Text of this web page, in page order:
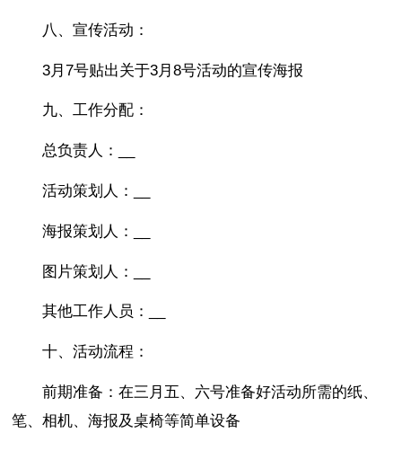
八、宣传活动：
3月7号贴出关于3月8号活动的宣传海报
九、工作分配：
总负责人：__
活动策划人：__
海报策划人：__
图片策划人：__
其他工作人员：__
十、活动流程：
前期准备：在三月五、六号准备好活动所需的纸、
笔、相机、海报及桌椅等简单设备